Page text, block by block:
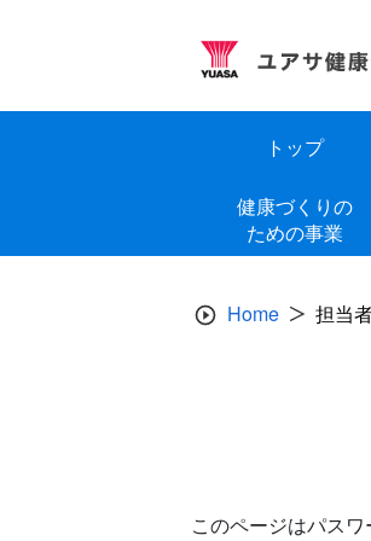
トップ
健康づくりの
ための事業
Home 担当
このページはパスワ